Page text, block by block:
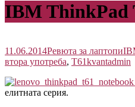
IBM ThinkPad
11.06.2014Ревюта за лаптопи
втора употреба, Т61kvantadmin
елитната серия.